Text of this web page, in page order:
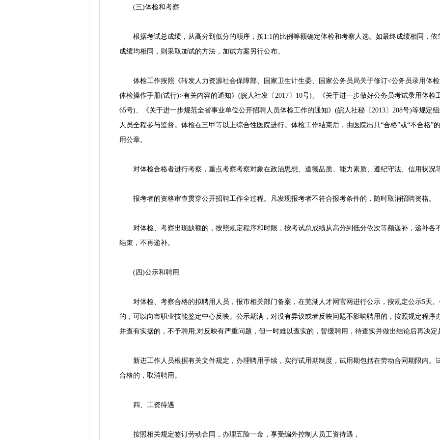
(三)体检和考察
根据考试总成绩，从高分到低分的顺序，按1:1的比例等额确定体检和考察人选。如最终成绩相同，依
成绩均相同，则采取加试的方法，加试方案另行公布。
体检工作按照《转发人力资源社会保障部、国家卫生计生委、国家公务员局关于修订<公务员录用体
体检操作手册(试行)>有关内容的通知》(皖人社发〔2017〕10号)、《关于进一步做好公务员考试录用体检
65号)、《关于进一步规范全省事业单位公开招聘人员体检工作的通知》(皖人社秘〔2013〕208号)等规定
人员全程参与监督。体检在三甲等以上综合性医院进行。体检工作结束后，由医院出具“合格”或“不合格”
用公章。
对体检合格者进行考察，重点考察考察对象在政治思想、道德品质、能力素质、遵纪守法、信用状况
报考者的资格审查贯穿公开招聘工作全过程。凡发现报考者不符合报考条件的，随时取消招聘资格。
对体检、考察出现缺额的，按照规定程序和时限，按考试总成绩从高分到低分依次等额递补，递补各
结束，不再递补。
(四)公示和聘用
对体检、考察合格的拟聘用人员，报市相关部门备案，在芜湖人才网官网进行公示，按规定公示5天
的，可以向市职业技能鉴定中心反映。公示期满，对没有异议或者反映问题不影响聘用的，按照规定程序
并查有实据的，不予聘用;对反映有严重问题，但一时难以查实的，暂缓聘用，待查实并做出结论后再决定
新进工作人员根据有关文件规定，办理聘用手续，实行试用期制度，试用期包括在劳动合同期限内。
合格的，取消聘用。
四、工资待遇
按照相关规定签订劳动合同，办理五险一金，享受编外控制人员工资待遇，